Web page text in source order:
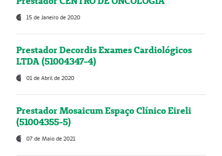
15 de Janeiro de 2020
Prestador Decordis Exames Cardiológicos
LTDA (51004347-4)
01 de Abril de 2020
Prestador Mosaicum Espaço Clínico Eireli
(51004355-5)
07 de Maio de 2021